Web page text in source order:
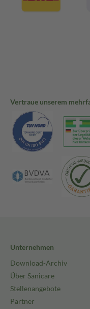
Vertraue unserem
Unternehmen
Download-Archiv
Über Sanicare
Stellenangebote
Partner